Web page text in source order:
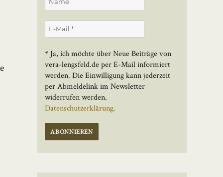
* Ja, ich möchte über Neue Beiträge von
vera-lengsfeld.de per E-Mail informiert
werden. Die Einwilligung kann jederzeit
per Abmeldelink im Newsletter
widerrufen werden.
Datenschutzerklärung.